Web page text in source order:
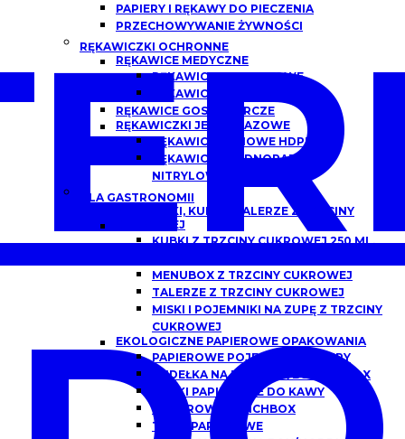
PAPIERY I RĘKAWY DO PIECZENIA
PRZECHOWYWANIE ŻYWNOŚCI
RĘKAWICZKI OCHRONNE
RĘKAWICE MEDYCZNE
RĘKAWICZKI NITRYLOWE
RĘKAWICZKI LATEKSOWE
RĘKAWICE GOSPODARCZE
RĘKAWICZKI JEDNORAZOWE
RĘKAWICE FOLIOWE HDPE
RĘKAWICZKI JEDNORAZOWE
NITRYLOWE
DLA GASTRONOMII
POJEMNIKI, KUBKI I TALERZE Z TRZCINY
CUKROWEJ
KUBKI Z TRZCINY CUKROWEJ 250 ML,
MENUBOX Z TRZCINY CUKROWEJ
TALERZE Z TRZCINY CUKROWEJ
MISKI I POJEMNIKI NA ZUPĘ Z TRZCINY
CUKROWEJ
EKOLOGICZNE PAPIEROWE OPAKOWANIA
PAPIEROWE POJEMNIKI DO ZUPY
PUDEŁKA NA BURGERY/BURGER BOX
KUBKI PAPIEROWE DO KAWY
PAPIEROWE LUNCHBOX
TACKI PAPIEROWE